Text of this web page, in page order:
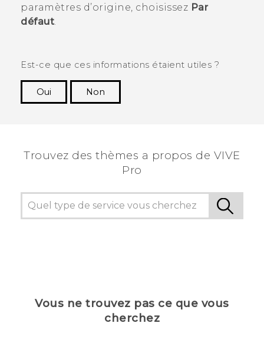
paramètres d’origine, choisissez Par
défaut.
Est-ce que ces informations étaient utiles ?
Oui
Non
Trouvez des thèmes a propos de VIVE
Pro
Vous ne trouvez pas ce que vous
cherchez